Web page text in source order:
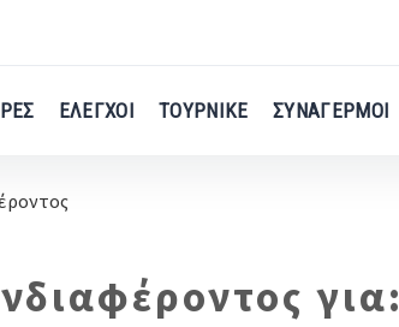
ΕΛΕΓΧΟΙ ΤΟΥΡΝΙΚΕ ΣΥΝΑΓΕΡΜΟΙ
για: